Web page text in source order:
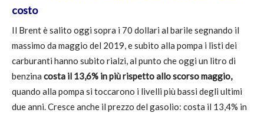
costo
Il Brent è salito oggi sopra i 70 dollari al barile segnando il
massimo da maggio del 2019, e subito alla pompa i listi dei
carburanti hanno subito rialzi, al punto che oggi un litro di
benzina costa il 13,6% in più rispetto allo scorso maggio,
quando alla pompa si toccarono i livelli più bassi degli ultimi
due anni. Cresce anche il prezzo del gasolio: costa il 13,4% in